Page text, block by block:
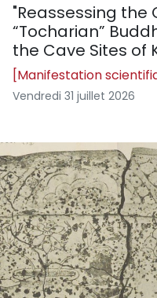
"Reassessing the
“Tocharian”
the Cave Sites of
[Manifestation
Vendredi 31 juillet 2026